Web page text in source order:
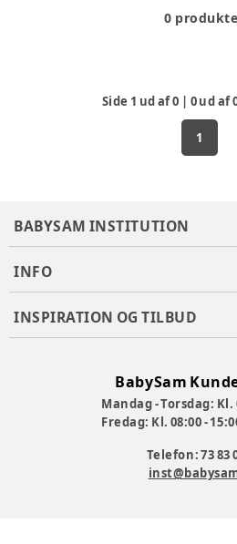
0
Side 1 ud af0 0ud af
1
BABYSAM INSTITUTION
INFO
INSPIRATION OG TILBUD
BabySam
Mandag - Torsdag: Kl.
Fredag: Kl. 08:00 -
Telefon: 73 83